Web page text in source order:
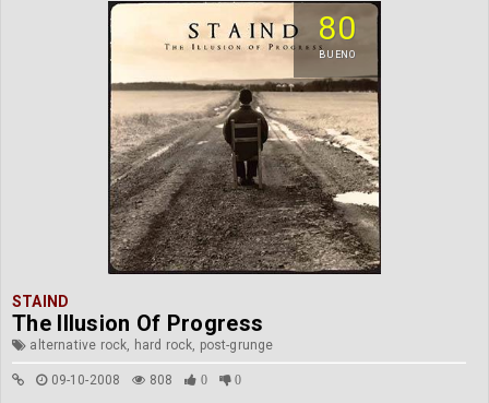
80
BUENO
STAIND
The Illusion Of Progress
alternative rock, hard rock, post-grunge
09-10-2008 808 0 0